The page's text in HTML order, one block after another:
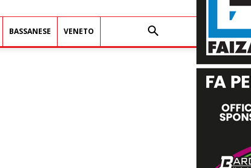
BASSANESE VENETO